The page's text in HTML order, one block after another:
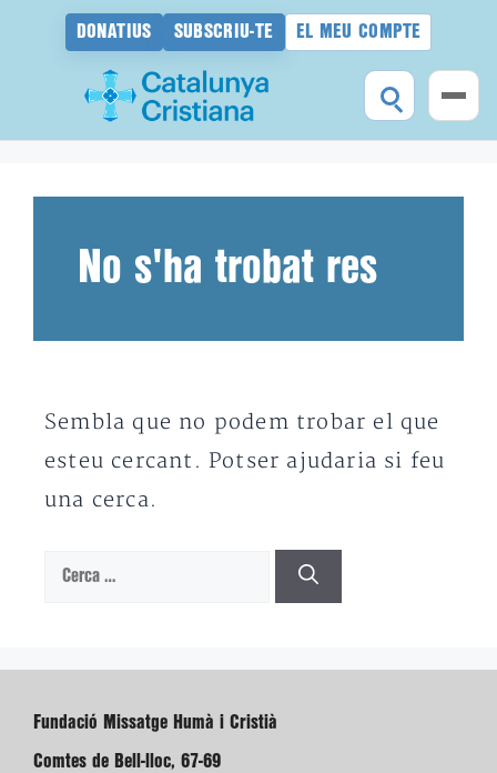
DONATIUS SUBSCRIU-TE EL MEU COMPTE
No s'ha trobat res
Sembla que no podem trobar el que
esteu cercant. Potser ajudaria si feu
una cerca.
Cerca:
Fundació Missatge Humà i Cristià
Comtes de Bell-lloc, 67-69